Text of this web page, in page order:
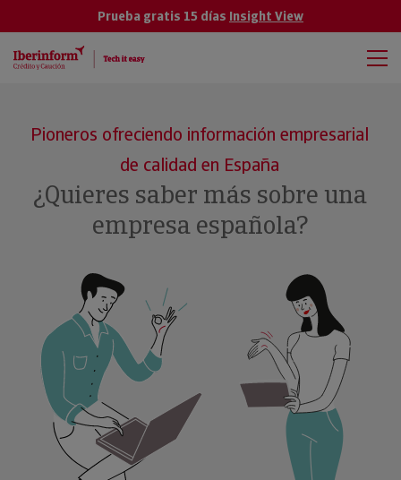
Prueba gratis 15 días Insight View
Pioneros ofreciendo información empresarial
de calidad en España
¿Quieres saber más sobre una
empresa española?